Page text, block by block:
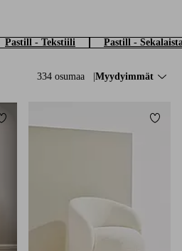
Pastill - Tekstiili Pastill -
334 osumaa Lajittele:
Myydyimmät
Lisää suosikkeihin Lisää